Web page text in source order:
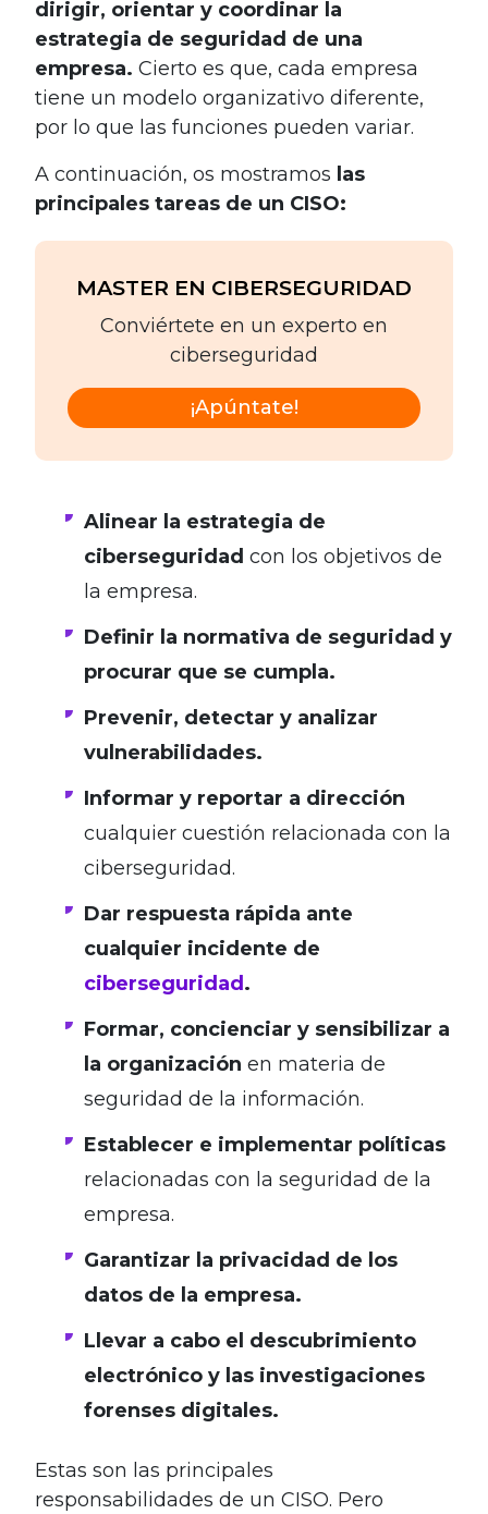
dirigir, orientar y coordinar la
estrategia de seguridad de una
empresa. Cierto es que, cada empresa
tiene un modelo organizativo diferente,
por lo que las funciones pueden variar.
A continuación, os mostramos las
principales tareas de un CISO:
MASTER EN CIBERSEGURIDAD
Conviértete en un experto en
ciberseguridad
¡Apúntate!
Alinear la estrategia de
ciberseguridad con los objetivos de
la empresa.
Definir la normativa de seguridad y
procurar que se cumpla.
Prevenir, detectar y analizar
vulnerabilidades.
Informar y reportar a dirección
cualquier cuestión relacionada con la
ciberseguridad.
Dar respuesta rápida ante
cualquier incidente de
ciberseguridad .
Formar, concienciar y sensibilizar a
la organización en materia de
seguridad de la información.
Establecer e implementar políticas
relacionadas con la seguridad de la
empresa.
Garantizar la privacidad de los
datos de la empresa.
Llevar a cabo el descubrimiento
electrónico y las investigaciones
forenses digitales.
Estas son las principales
responsabilidades de un CISO. Pero